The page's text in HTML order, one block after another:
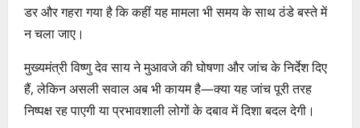
डर और गहरा गया है कि कहीं यह मामला भी समय के साथ ठंडे बस्ते में
न चला जाए।
मुख्यमंत्री विष्णु देव साय ने मुआवजे की घोषणा और जांच के निर्देश दिए
हैं, लेकिन असली सवाल अब भी कायम है—क्या यह जांच पूरी तरह
निष्पक्ष रह पाएगी या प्रभावशाली लोगों के दबाव में दिशा बदल देगी।